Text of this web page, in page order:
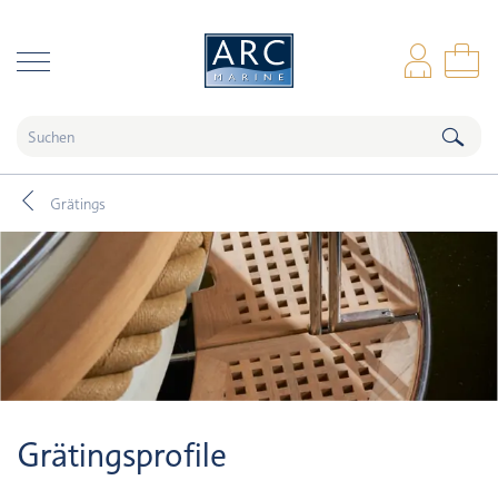
Grätings
Grätingsprofile